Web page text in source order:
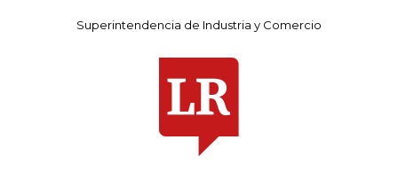
Superintendencia de Industria y Comercio